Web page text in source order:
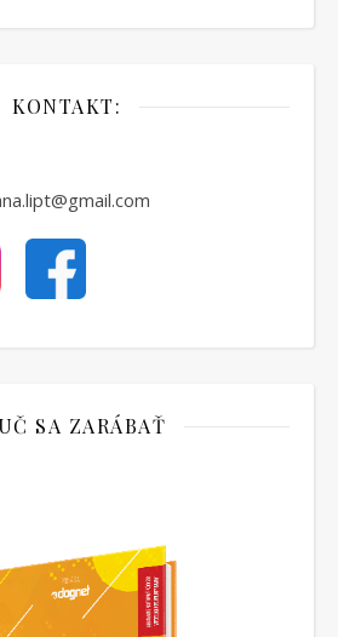
KONTAKT:
SA ZARÁBAŤ